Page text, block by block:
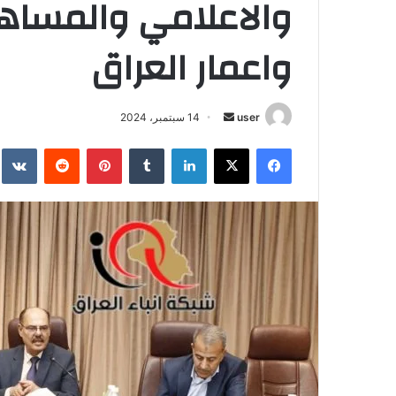
والاعلامي
واعمار العراق
user
أرسل 14 سبتمبر، 2024
فيسبوك ‫X لينكدإن بينتيريست